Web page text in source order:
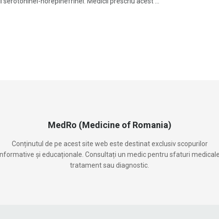
MedRo (Medicine of Romania)
Conținutul de pe acest site web este destinat exclusiv scopurilor
și educaționale. Consultați un medic pentru sfaturi
tratament sau diagnostic.